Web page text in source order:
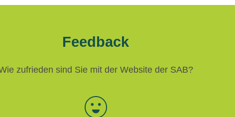
Feedback
zufrieden sind Sie mit der Website der SAB?
Bewertung auswählen